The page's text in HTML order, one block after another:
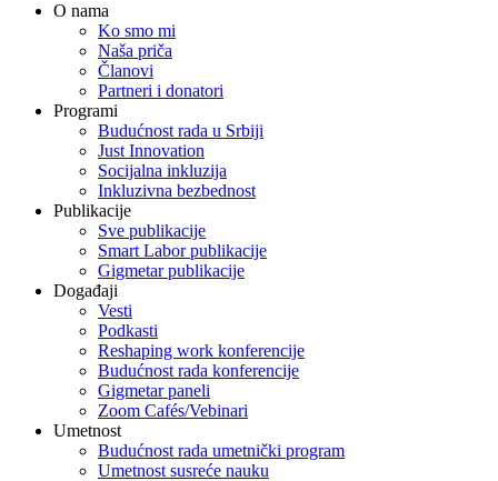
O nama
Ko smo mi
Naša priča
Članovi
Partneri i donatori
Programi
Budućnost rada u Srbiji
Just Innovation
Socijalna inkluzija
Inkluzivna bezbednost
Publikacije
Sve publikacije
Smart Labor publikacije
Gigmetar publikacije
Događaji
Vesti
Podkasti
Reshaping work konferencije
Budućnost rada konferencije
Gigmetar paneli
Zoom Cafés/Vebinari
Umetnost
Budućnost rada umetnički program
Umetnost susreće nauku